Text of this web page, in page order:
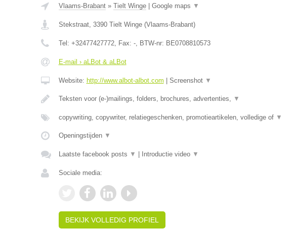
Vlaams-Brabant» Tielt Winge| Google maps ▼
Stekstraat, 3390 Tielt Winge(Vlaams-Brabant)
Tel: +32477427772, Fax: -, BTW-nr: BE0708810573
E-mail › aLBot & aLBot
Website: http://www.albot-albot.com Screenshot ▼
Teksten voor (e-)mailings, folders, brochures, advertenties, ▼
copywriting, copywriter, relatiegeschenken, promotieartikelen, volledige of ▼
Openingstijden ▼
Laatste facebook posts ▼ Introductie video ▼
Sociale media:
BEKIJK VOLLEDIG PROFIEL